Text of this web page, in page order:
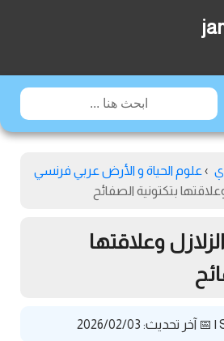
› علوم الحياة و الأرض عربي فرنسي
بتكتونية الصفائح
وعلاقتها
| 📅 آخر تحديث: 2026/02/03